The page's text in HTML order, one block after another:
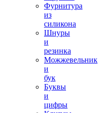
Фурнитура
из
силикона
Шнуры
и
резинка
Можжевельник
и
бук
Буквы
и
цифры